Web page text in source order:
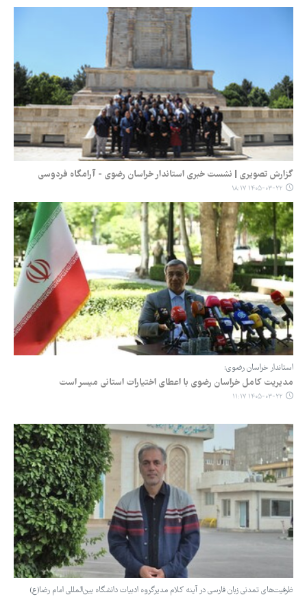
گزارش تصویری | نشست خبری استاندار خراسان رضوی - آرامگاه فردوسی
۱۴۰۵-۰۳-۲۲ ۱۸:۱۷
استاندار خراسان رضوی:
مدیریت کامل خراسان رضوی با اعطای اختیارات استانی میسر است
۱۴۰۵-۰۳-۲۲ ۱۱:۱۷
ظرفیت‌های تمدنی زبان فارسی در آینه کلام مدیرگروه ادبیات دانشگاه بین‌المللی امام رضا(ع)